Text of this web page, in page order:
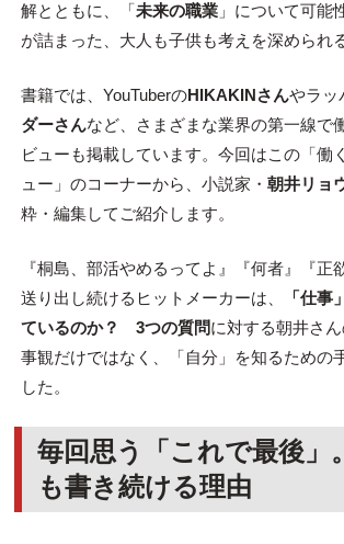
解とともに、「未来の職業」について可能
が詰まった、大人も子供も考えを深められ
書籍では、YouTuberのHIKAKINさんやラッ
ダーさんなど、さまざまな業界の第一線で
ビューも掲載しています。今回はこの「働
ュー」のコーナーから、小説家・ 朝井リョ
粋・編集してご紹介します。
『桐島、部活やめるってよ』『何者』『
送り出し続けるヒットメーカーは、
「仕事
ているのか？ 3つの質問に対する朝井さ
事観だけではなく、「自分」を知るための
した。
毎回思う「これで最後」
も書き続ける理由